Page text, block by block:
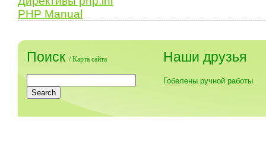
PHP Manual
Поиск /Карта сайта Наши друзья
Гобелены ручной работы